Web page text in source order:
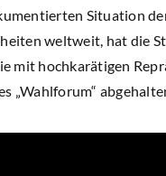
Situation
weltweit, hat die
mit hochkarätigen
„Wahlforum“